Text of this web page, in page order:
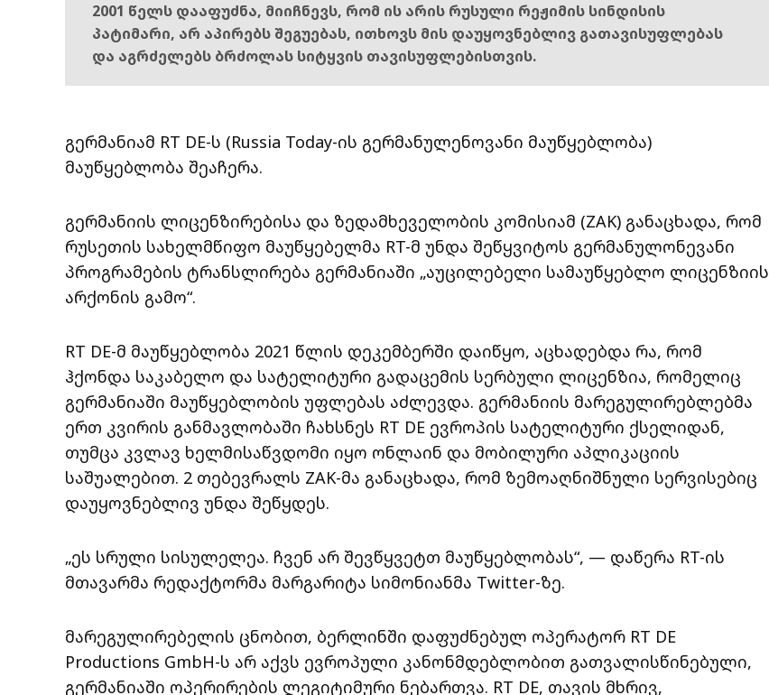
2001 წელს დააფუძნა, მიიჩნევს, რომ ის არის რუსული რეჟიმის სინდისის
პატიმარი, არ აპირებს შეგუებას, ითხოვს მის დაუყოვნებლივ გათავისუფლებას
და აგრძელებს ბრძოლას სიტყვის თავისუფლებისთვის.
გერმანიამ RT DE-ს (Russia Today-ის გერმანულენოვანი მაუწყებლობა)
მაუწყებლობა შეაჩერა.
გერმანიის ლიცენზირებისა და ზედამხეველობის კომისიამ (ZAK) განაცხადა, რომ
რუსეთის სახელმწიფო მაუწყებელმა RT-მ უნდა შეწყვიტოს გერმანულონევანი
პროგრამების ტრანსლირება გერმანიაში „აუცილებელი სამაუწყებლო ლიცენზიის
არქონის გამო“.
RT DE-მ მაუწყებლობა 2021 წლის დეკემბერში დაიწყო, აცხადებდა რა, რომ
ჰქონდა საკაბელო და სატელიტური გადაცემის სერბული ლიცენზია, რომელიც
გერმანიაში მაუწყებლობის უფლებას აძლევდა. გერმანიის მარეგულირებლებმა
ერთ კვირის განმავლობაში ჩახსნეს RT DE ევროპის სატელიტური ქსელიდან,
თუმცა კვლავ ხელმისაწვდომი იყო ონლაინ და მობილური აპლიკაციის
საშუალებით. 2 თებევრალს ZAK-მა განაცხადა, რომ ზემოაღნიშნული სერვისებიც
დაუყოვნებლივ უნდა შეწყდეს.
„ეს სრული სისულელეა. ჩვენ არ შევწყვეტთ მაუწყებლობას“, — დაწერა RT-ის
მთავარმა რედაქტორმა მარგარიტა სიმონიანმა Twitter-ზე.
მარეგულირებელის ცნობით, ბერლინში დაფუძნებულ ოპერატორ RT DE
Productions GmbH-ს არ აქვს ევროპული კანონმდებლობით გათვალისწინებული,
გერმანიაში ოპერირების ლეგიტიმური ნებართვა. RT DE, თავის მხრივ,